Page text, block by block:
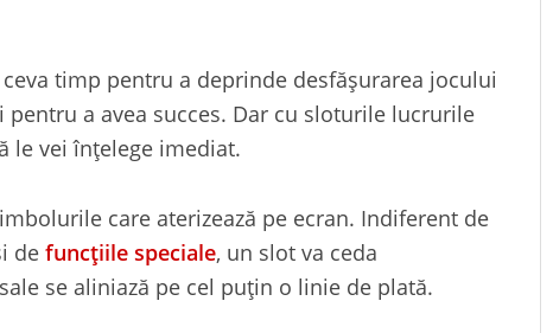
timp pentru a deprinde desfășurarea jocului
a avea succes. Dar cu sloturile lucrurile
le vei înțelege imediat.
care aterizează pe ecran. Indiferent de
de funcțiile speciale, un slot va ceda
se aliniază pe cel puțin o linie de plată.